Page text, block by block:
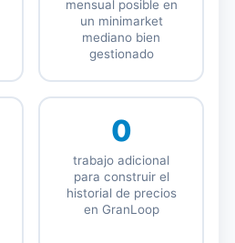
mensual posible en
un minimarket
mediano bien
gestionado
0
trabajo adicional
para construir el
historial de precios
en GranLoop